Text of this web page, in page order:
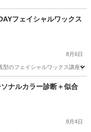
フェイシャルワックス
8月6日
のフェイシャルワックス講座
ナルカラー診断＋似合
8月4日